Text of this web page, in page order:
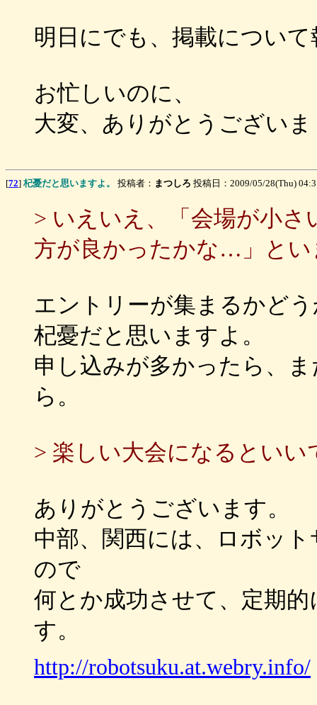
明日にでも、掲載につい
お忙しいのに、
大変、ありがとうござい
[72] 杞憂だと思いますよ。 投稿者： まつしろ 投稿日：2009/05/28(Thu)
> いえいえ、「会場が小
方が良かったかな…」と
エントリーが集まるかど
杞憂だと思いますよ。
申し込みが多かったら、
ら。
> 楽しい大会になるといい
ありがとうございます。
中部、関西には、ロボッ
ので
何とか成功させて、定期
す。
http://robotsuku.at.webry.info/